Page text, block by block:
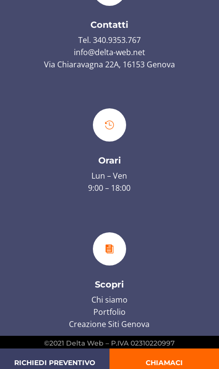
Contatti
Tel. 340.9353.767
info@delta-web.net
Via Chiaravagna 22A, 16153 Genova

Orari
Lun – Ven
9:00 – 18:00

Scopri
Chi siamo
Portfolio
Creazione Siti Genova
©2021 Delta Web – P.IVA 02310220997
RICHIEDI PREVENTIVO CHIAMACI